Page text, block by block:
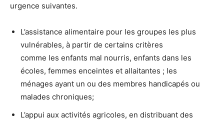
urgence suivantes.
L’assistance alimentaire pour les groupes les plus
vulnérables, à partir de certains critères
comme les enfants mal nourris, enfants dans les
écoles, femmes enceintes et allaitantes ; les
ménages ayant un ou des membres handicapés ou
malades chroniques;
L’appui aux activités agricoles, en distribuant des